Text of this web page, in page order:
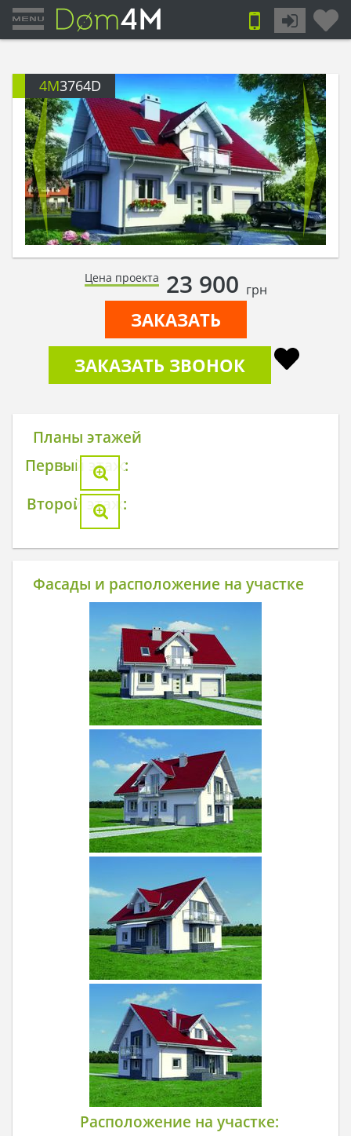
4M3764D
Цена проекта 23 900 грн
ЗАКАЗАТЬ
ЗАКАЗАТЬ ЗВОНОК
Планы этажей
Первый этаж:
Второй этаж:
Фасады и расположение на участке
Расположение на участке: